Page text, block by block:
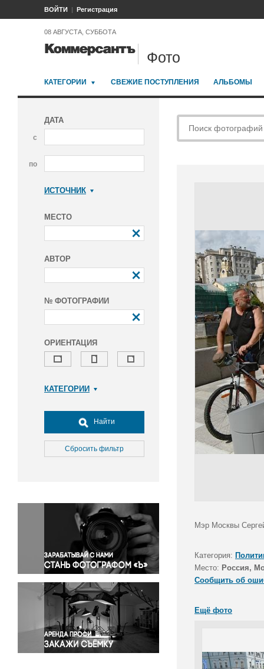
ВОЙТИ Регистрация
08 АВГУСТА, СУББОТА
Фото
КАТЕГОРИИ СВЕЖИЕ ПОСТУПЛЕНИЯ АЛЬБОМЫ
ДАТА
с
по
ИСТОЧНИК
МЕСТО
АВТОР
№ ФОТОГРАФИИ
ОРИЕНТАЦИЯ
КАТЕГОРИИ
Досуг, туризм и отдых
Культура
Медицина
Окружающая среда
Политика
Правосудие
Происшествия и конфликты
Религия
Светская жизнь
Спорт
Экология
Экономика и бизнес
Найти
Сбросить фильтр
Мэр Москвы
Категория:
Место: Россия,
Сообщить об
Ещё фото